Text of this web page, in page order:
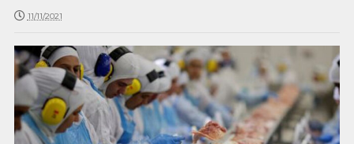
11/11/2021